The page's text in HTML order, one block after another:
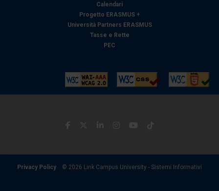
Calendari
Progetto ERASMUS +
Università Partners ERASMUS
Tasse e Rette
PEC
Privacy Policy © 2026 Link Campus University - Sistemi Informativi